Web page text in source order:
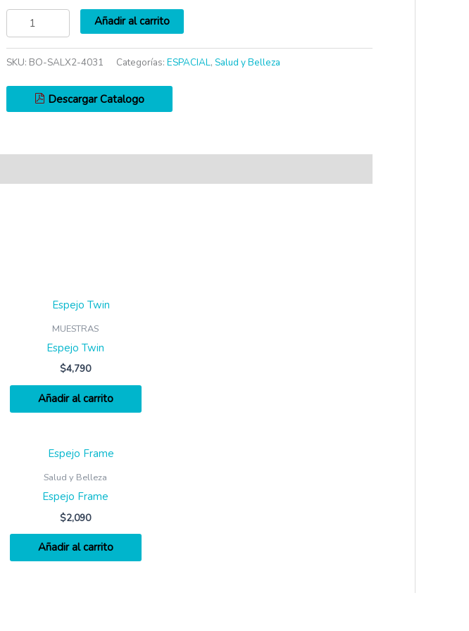
Añadir al carrito
SKU: BO-SALX2-4031 Categorías: ESPACIAL, Salud y Belleza
Descargar Catalogo
MUESTRAS
Espejo Twin
$4,790
Añadir al carrito
Salud y Belleza
Espejo Frame
$2,090
Añadir al carrito